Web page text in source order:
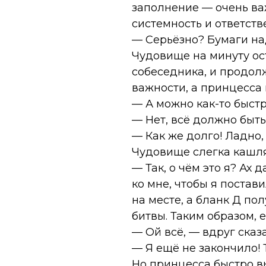
заполнение — очень
системность и
— Серьёзно? Бумаги
Чудовище на минуту
собеседника, и
важности, а
— А можно как-то
— Нет, всё должно быть
— Как же долго! Ладно,
Чудовище слегка
— Так, о чём это я? Ах
ко мне, чтобы я
на месте, а бланк Д
битвы. Таким образом,
— Ой всё, — вдруг
— Я ещё не закончило!